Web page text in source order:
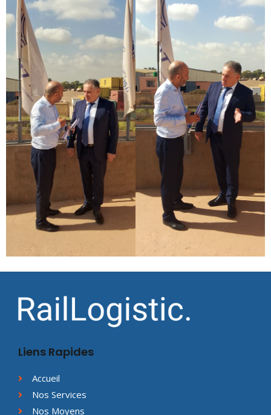
Liens Rapides
Accueil
Nos Services
Nos Moyens